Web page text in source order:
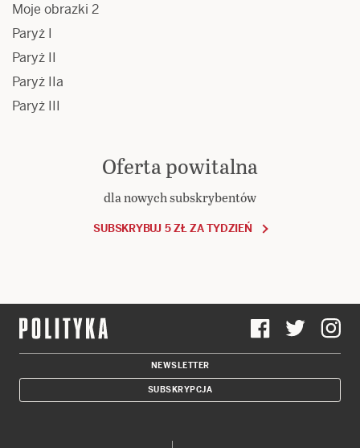
Moje obrazki 2
Paryż I
Paryż II
Paryż IIa
Paryż III
Oferta powitalna
dla nowych subskrybentów
SUBSKRYBUJ 5 ZŁ ZA TYDZIEŃ
NEWSLETTER
SUBSKRYPCJA